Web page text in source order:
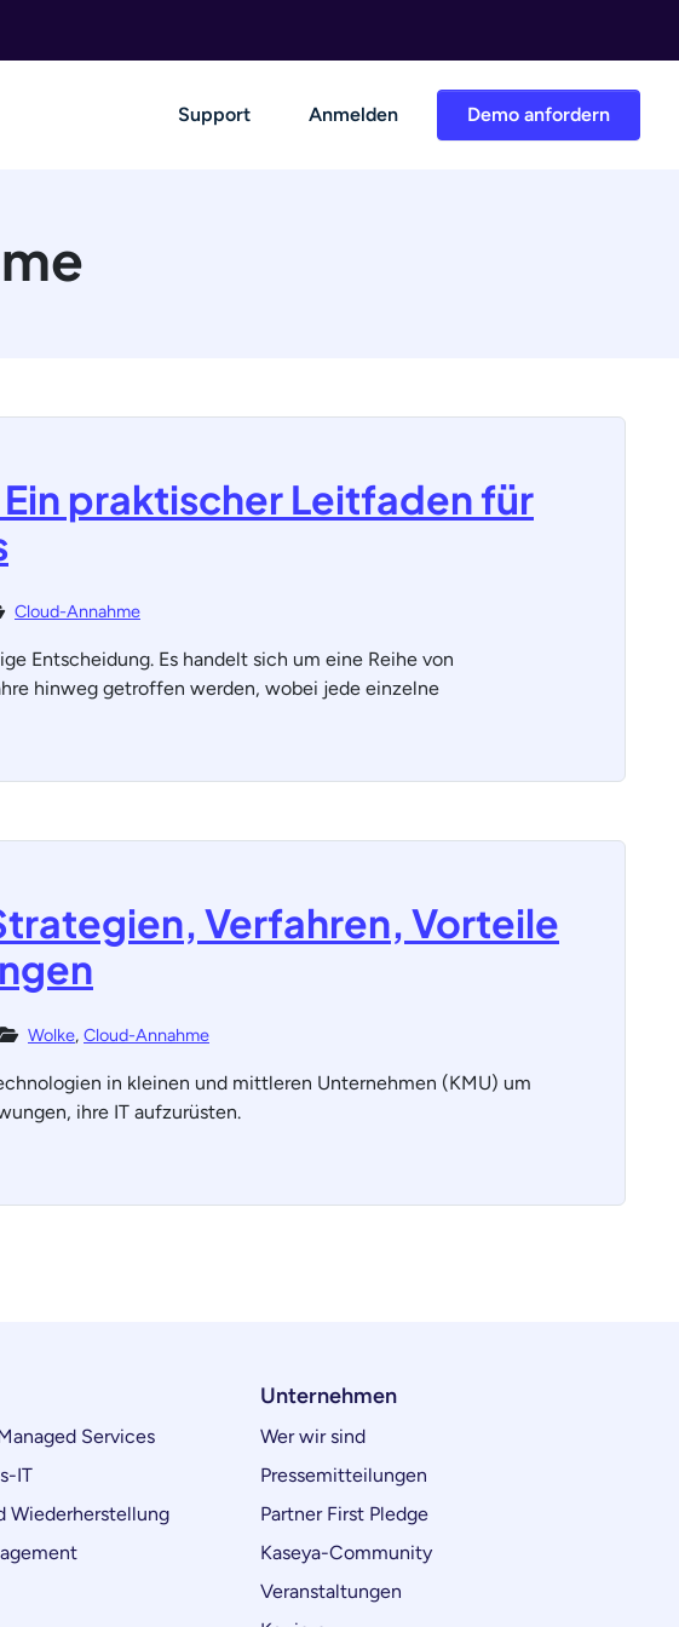
Demo anfordern
Support Anmelden
praktischer Leitfaden für
Cloud-Annahme
Entscheidung. Es handelt sich um eine Reihe von
hinweg getroffen werden, wobei jede einzelne
Verfahren, Vorteile
Wolke, Cloud-Annahme
in kleinen und mittleren Unternehmen (KMU) um
ihre IT aufzurüsten.
Services
IT
Wiederherstellung
Unternehmen
Wer wir sind
Pressemitteilungen
Partner First Pledge
Kaseya-Community
Veranstaltungen